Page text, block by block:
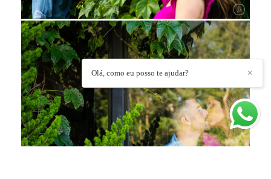
✕
Olá, como eu posso te ajudar?